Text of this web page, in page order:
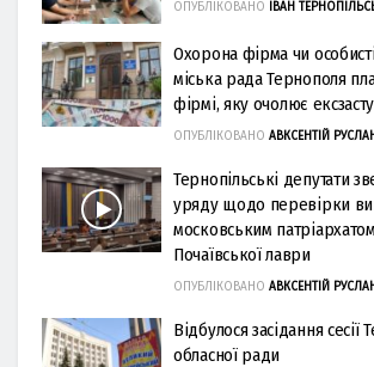
ОПУБЛІКОВАНО ІВАН
Охорона фірма чи особисті
міська рада Тернополя
фірмі, яку очолює
ОПУБЛІКОВАНО АВКСЕНТІЙ
Тернопільські депутати
уряду щодо перевірки
московським
Почаївської лаври
ОПУБЛІКОВАНО АВКСЕНТІЙ
Відбулося засідання сесії
обласної ради